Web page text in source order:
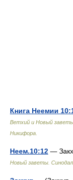
Книга Неемии
Ветхий и Новый
Никифора.
Неем.10:12 —
Новый заветы.